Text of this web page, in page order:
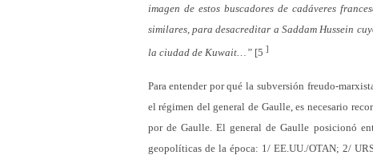
imagen de estos buscadores de cadáveres
similares, para desacreditar a Saddam Hussein
la ciudad de Kuwait…”[5 ]
Para entender por qué la subversión freudo-
el régimen del general de Gaulle, es necesario
por de Gaulle. El general de Gaulle posicionó
geopolíticas de la época: 1/ EE.UU./OTAN; 2/